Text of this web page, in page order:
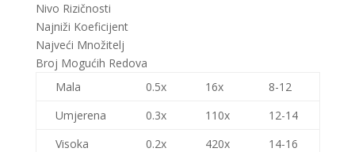
Nivo Rizičnosti
Najniži Koeficijent
Najveći Množitelj
Broj Mogućih Redova
Mala
0.5x 16x
8-12
Umjerena
0.3x 110x
12-14
Visoka
0.2x 420x 14-16